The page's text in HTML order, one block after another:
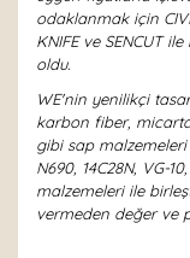
odaklanmak için
KNIFE ve SENCUT
oldu.
WE'nin yenilikçi
karbon fiber,
gibi sap malzemeleri
N690, 14C28N, VG-
malzemeleri ile
vermeden değer ve